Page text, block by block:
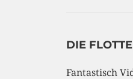
DIE
Fantastisch